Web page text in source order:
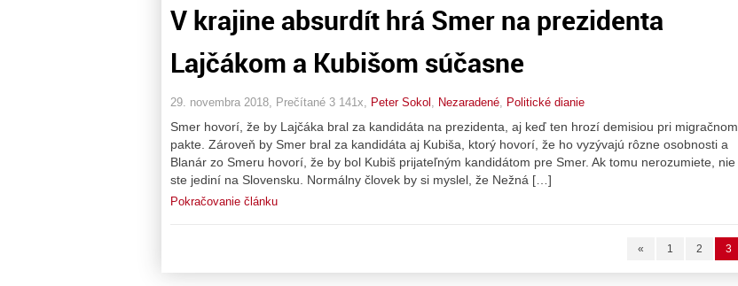
V krajine absurdít hrá Smer na prezidenta
Lajčákom a Kubišom súčasne
29. novembra 2018, Prečítané 3 141x, Peter Sokol , Nezaradené, Politické dianie
Smer hovorí, že by Lajčáka bral za kandidáta na prezidenta, aj keď ten hrozí demisiou pri migračnom
pakte. Zároveň by Smer bral za kandidáta aj Kubiša, ktorý hovorí, že ho vyzývajú rôzne osobnosti a
Blanár zo Smeru hovorí, že by bol Kubiš prijateľným kandidátom pre Smer. Ak tomu nerozumiete, nie
ste jediní na Slovensku. Normálny človek by si myslel, že Nežná […]
Pokračovanie článku
« 1 2 3